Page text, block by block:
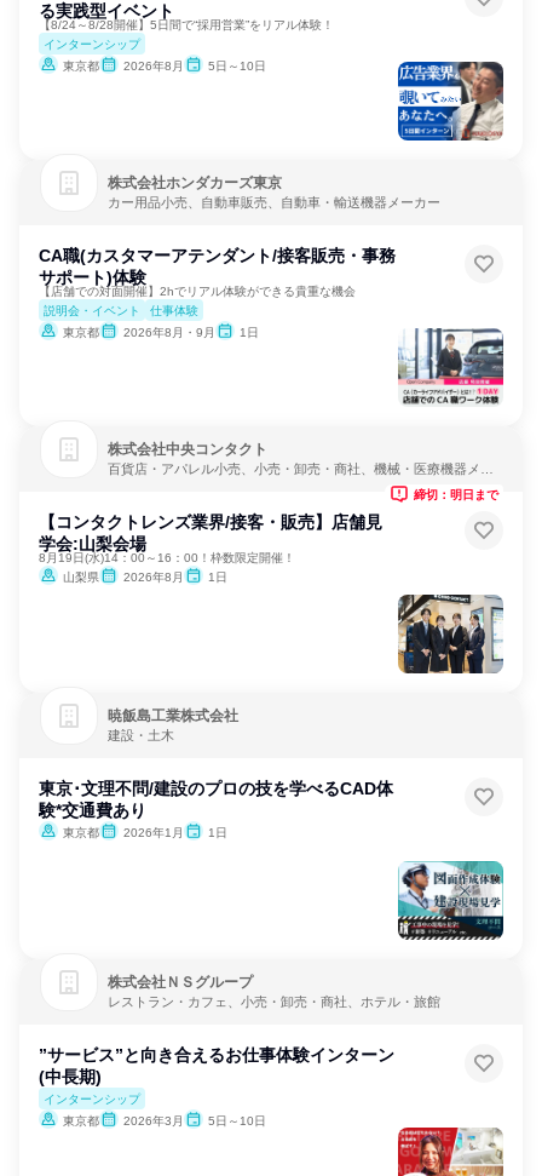
る実践型イベント
【8/24～8/28開催】5日間で“採用営業”をリアル体験！
インターンシップ
東京都
2026年8月 5日～10日
株式会社ホンダカーズ東京
カー用品小売、自動車販売、自動車・輸送機器メーカー
CA職(カスタマーアテンダント/接客販売・事務
サポート)体験
【店舗での対面開催】2hでリアル体験ができる貴重な機会
説明会・イベント
仕事体験
東京都
2026年8月・9月 1日
株式会社中央コンタクト
百貨店・アパレル小売、小売・卸売・商社、機械・医療機器メー
【コンタクトレンズ業界/接客・販売】店舗見
学会:山梨会場
8月19日(水)14：00～16：00！枠数限定開催！
山梨県
2026年8月 1日
締切：明日まで
暁飯島工業株式会社
建設・土木
東京･文理不問/建設のプロの技を学べるCAD体
験*交通費あり
東京都 2026年1月 1日
株式会社ＮＳグループ
レストラン・カフェ、小売・卸売・商社、ホテル・旅館
”サービス”と向き合えるお仕事体験インターン
(中長期)
インターンシップ
東京都
2026年3月 5日～10日